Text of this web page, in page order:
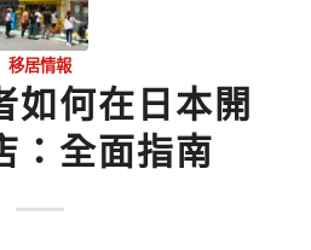
移居情報
如何在日本開
：全面指南